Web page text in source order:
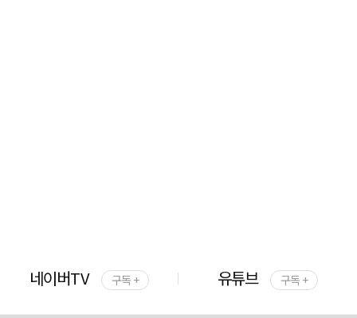
네이버TV 구독 + 유튜브 구독 +